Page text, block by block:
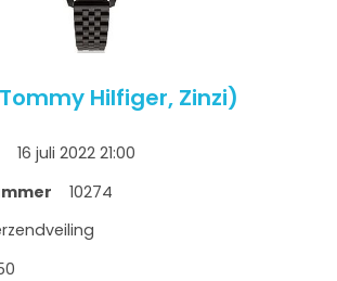
Hilfiger, Zinzi)
16 juli 2022 21:00
10274